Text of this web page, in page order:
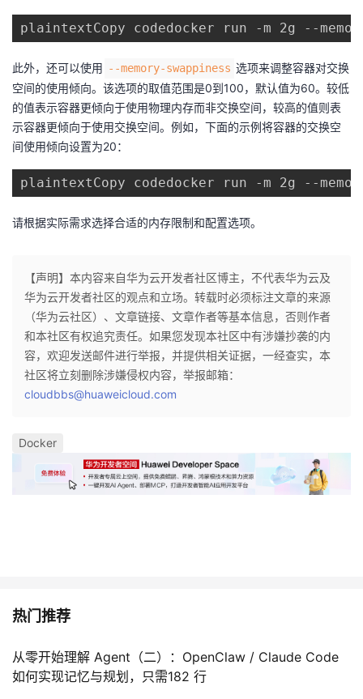
者
学
堂
我
的
课
我
的
证
我
实
验
的
收
藏
支
持
我
的
技
术
持
我
的
云
建
议
plaintextCopy codedocker run -m 2g --
此外，还可以使用​ ​--memory-swappiness​ ​选项来调整容器对交换
空间的使用倾向。该选项的取值范围是0到100，默认值为60。较低
的值表示容器更倾向于使用物理内存而非交换空间，较高的值则表
示容器更倾向于使用交换空间。例如，下面的示例将容器的交换空
间使用倾向设置为20：
plaintextCopy codedocker run -m 2g --
请根据实际需求选择合适的内存限制和配置选项。
【声明】本内容来自华为云开发者社区博主，不代表华为云及
华为云开发者社区的观点和立场。转载时必须标注文章的来源
（华为云社区）、文章链接、文章作者等基本信息，否则作者
和本社区有权追究责任。如果您发现本社区中有涉嫌抄袭的内
容，欢迎发送邮件进行举报，并提供相关证据，一经查实，本
社区将立刻删除涉嫌侵权内容，举报邮箱：
cloudbbs@huaweicloud.com
Docker
热门推荐
从零开始理解 Agent（二）：OpenClaw / Claude Code
如何实现记忆与规划，只需182 行